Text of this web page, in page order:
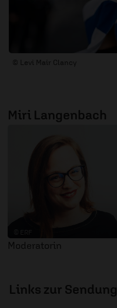
© Levi Mair Clancy
Miri Langenbach
Moderatorin
Links zur Sendung